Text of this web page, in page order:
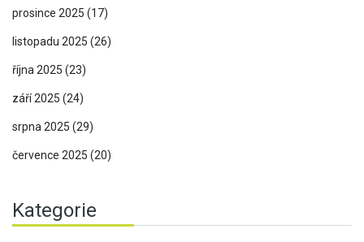
prosince 2025 (17)
listopadu 2025 (26)
října 2025 (23)
září 2025 (24)
srpna 2025 (29)
července 2025 (20)
Kategorie